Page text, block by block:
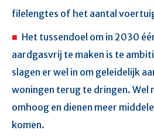
filelengtes of het aantal
Het tussendoel om in 2030
aardgasvrij te maken is te
slagen er wel in om geleidelijk
woningen terug te dringen. Wel
omhoog en dienen meer
komen.